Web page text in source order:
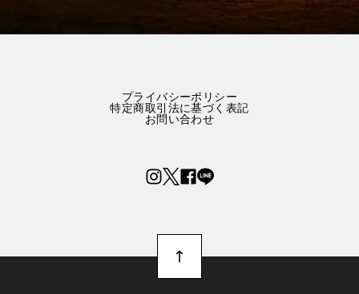
プライバシーポリシー
特定商取引法に基づく表記
お問い合わせ